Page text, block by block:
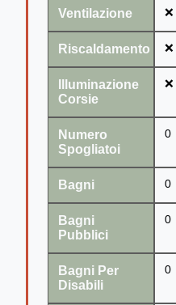
Ventilazione
Riscaldamento
Illuminazione
Corsie
Numero
Spogliatoi
0
Bagni 0
Bagni
Pubblici
0
Bagni Per
Disabili
0